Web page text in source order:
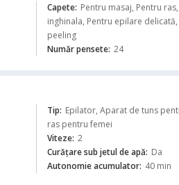
Capete: Pentru masaj, Pentru
inghinala, Pentru epilare
peeling
Număr pensete: 24
Tip: Epilator, Aparat de tuns
ras pentru femei
Viteze: 2
Curăţare sub jetul de apă: Da
Autonomie acumulator: 40 min